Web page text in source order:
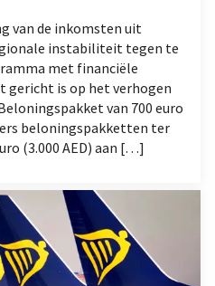
van de inkomsten uit
instabiliteit tegen te
met financiële
gericht is op het verhogen
van 700 euro
beloningspakketten ter
(3.000 AED) aan […]